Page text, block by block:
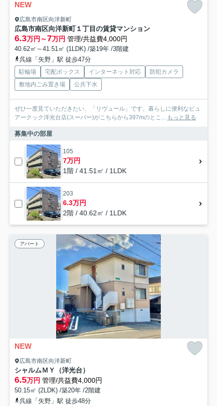
NEW
広島市南区向洋新町
広島市南区向洋新町１丁目の賃貸マンション
6.3万円～7万円 管理/共益費4,000円
40.62㎡～41.51㎡ (1LDK) /築19年 /3階建
呉線「矢野」駅 徒歩47分
駐輪場 宅配ボックス インターネット対応
防犯カメラ
敷地内ごみ置き場
公共下水
ぜひ一度見ていただきたい、「リヴュール」です。暮らしに便利なピュ
アークック洋光台店(スーパー)がこちらから397mのとこ... もっと見る
募集中の部屋
105
7万円
1階 / 41.51㎡ / 1LDK
203
6.3万円
2階 / 40.62㎡ / 1LDK
アパート
NEW
広島市南区向洋新町
シャルムＭＹ（洋光台）
6.5万円 管理/共益費4,000円
50.15㎡ (2LDK) /築20年 /2階建
呉線「矢野」駅 徒歩48分